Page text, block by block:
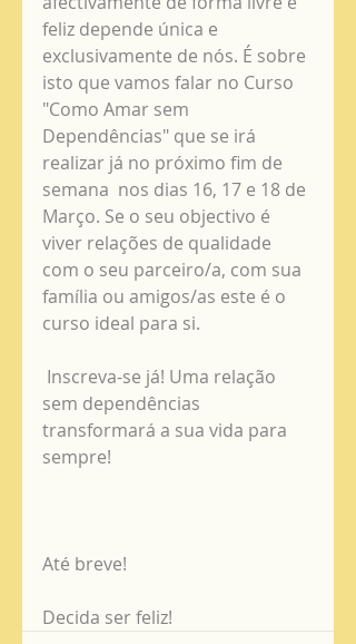
feliz depende única e
exclusivamente de nós. É sobre
isto que vamos falar no Curso
"Como Amar sem
Dependências" que se irá
realizar já no próximo fim de
semana  nos dias 16, 17 e 18 de
Março. Se o seu objectivo é
viver relações de qualidade
com o seu parceiro/a, com sua
família ou amigos/as este é o
curso ideal para si.
Inscreva-se já! Uma relação
sem dependências
transformará a sua vida para
sempre!
Até breve!
Decida ser feliz!